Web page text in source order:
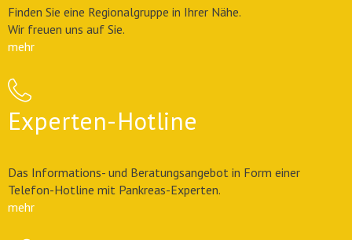
Finden Sie eine Regionalgruppe in Ihrer Nähe.
Wir freuen uns auf Sie.
mehr
Experten-Hotline
Das Informations- und Beratungsangebot in Form einer
Telefon-Hotline mit Pankreas-Experten.
mehr